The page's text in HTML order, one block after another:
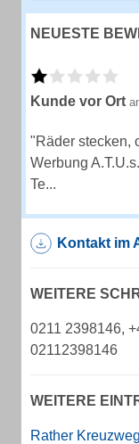
NEUESTE
Kunde vor Ort
"Räder stecken,
Werbung
Te...
Kontakt im
WEITERE
0211 2398146,
02112398146
WEITERE
Rather